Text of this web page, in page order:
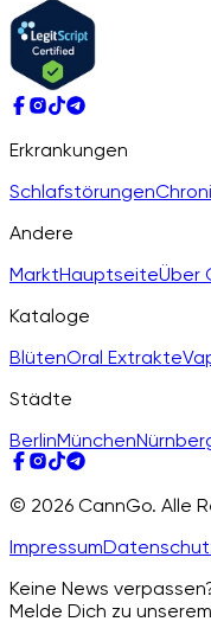
Erkrankungen
Schlafstörungen
Andere
MarktHauptseiteÜber
Kataloge
BlütenOral Extrakte
Städte
BerlinMünchen
© 2026 CannGo. Alle
Impressum
Keine News
Melde Dich zu